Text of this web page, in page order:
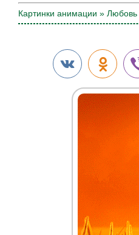
Картинки анимации » Любовь